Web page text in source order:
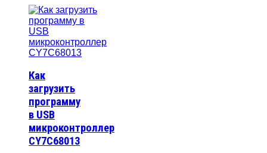
Как
загрузить
программу
в USB
микроконтроллер
CY7C68013